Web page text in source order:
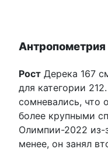
Антропометрия
Рост Дерека 167
для категории
сомневались, что
более крупными
Олимпии-2022 из-
менее, он занял